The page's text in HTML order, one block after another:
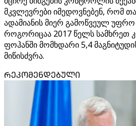
მკვლევრები იმედოვნებენ, რომ
ადამიანის მიერ გამოწვეულ
როგორიცაა 2017 წელს სამხრეთ
ფოჰანში მომხდარი 5,4
მიწისძვრა.
ᲠᲔᲙᲝᲛᲔᲜᲓᲔᲑᲣᲚᲘ